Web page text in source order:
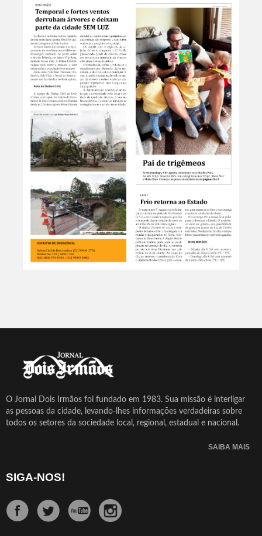
O Jornal Dois Irmãos foi fundado em 1983. Sua missão é interligar
as pessoas da cidade, levando-lhes informações verdadeiras sobre
todos os setores da sociedade local, regional, estadual e nacional.
SAIBA MAIS
SIGA-NOS!